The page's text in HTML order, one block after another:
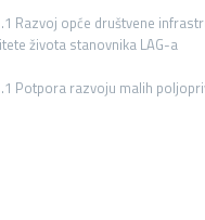
Razvoj opće društvene
života stanovnika LAG-a
Potpora razvoju malih